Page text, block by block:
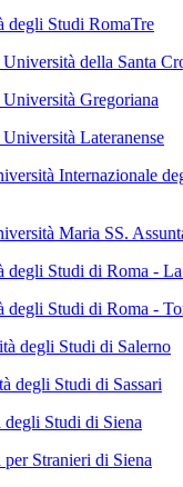
degli Studi RomaTre
della Santa
Gregoriana
Lateranense
Internazionale
Maria SS.
degli Studi di Roma - La
degli Studi di Roma -
degli Studi di Salerno
degli Studi di Sassari
Studi di Siena
Stranieri di Siena